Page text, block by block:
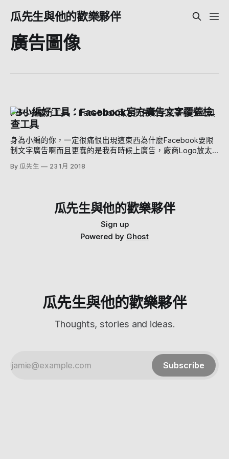
瓜先生與他的歡樂夥伴
廣告圖像
FB小編好工具：Facebook官方廣告文字覆蓋檢
查工具
身為小編的你，一定很痛恨出現這東西為什麼Facebook要限
制文字廣告啊而且更蠢的是我有時候上廣告，廠商Logo放太
大也被認為是文字.........廣告全部都設定好了，結果跟你說文
字比例太高無法刊登，真是無數千言萬語想送給FB沒有記錯的
就是不要出現文字啦好啦反正，FB官方就出了一個可以幫你再
送出前檢查廣告圖像覆蓋文字的比例 登登 -- 文字覆蓋檢查工
就會判斷是不是符合FB的文字覆蓋規則 但是我使用中發現其
By 瓜先生 23 1月 2018
瓜先生與他的歡樂夥伴
Sign up
Powered by Ghost
瓜先生與他的歡樂夥伴
Thoughts, stories and ideas.
Subscribe